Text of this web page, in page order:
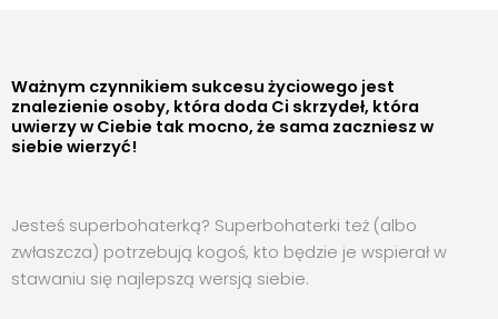
Ważnym czynnikiem sukcesu życiowego jest
znalezienie osoby, która doda Ci skrzydeł, która
uwierzy w Ciebie tak mocno, że sama zaczniesz w
siebie wierzyć!
Jesteś superbohaterką? Superbohaterki też (albo
zwłaszcza) potrzebują kogoś, kto będzie je wspierał w
stawaniu się najlepszą wersją siebie.